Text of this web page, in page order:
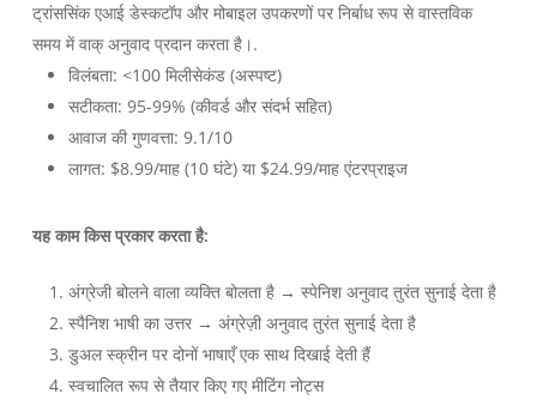
ट्रांससिंक एआई डेस्कटॉप और मोबाइल उपकरणों पर निर्बाध रूप से वास्तविक
समय में वाक् अनुवाद प्रदान करता है।.
विलंबता: <100 मिलीसेकंड (अस्पष्ट)
सटीकता: 95-99% (कीवर्ड और संदर्भ सहित)
आवाज की गुणवत्ता: 9.1/10
लागत: $8.99/माह (10 घंटे) या $24.99/माह एंटरप्राइज
यह काम किस प्रकार करता है:
अंग्रेजी बोलने वाला व्यक्ति बोलता है → स्पेनिश अनुवाद तुरंत सुनाई देता है
स्पैनिश भाषी का उत्तर → अंग्रेज़ी अनुवाद तुरंत सुनाई देता है
डुअल स्क्रीन पर दोनों भाषाएँ एक साथ दिखाई देती हैं
स्वचालित रूप से तैयार किए गए मीटिंग नोट्स